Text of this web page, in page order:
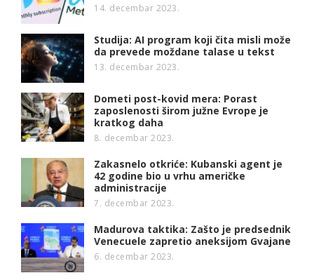
14. decembar 2023.
Studija: AI program koji čita misli može
da prevede moždane talase u tekst
13. decembar 2023.
Dometi post-kovid mera: Porast
zaposlenosti širom južne Evrope je
kratkog daha
8. decembar 2023.
Zakasnelo otkriće: Kubanski agent je
42 godine bio u vrhu američke
administracije
7. decembar 2023.
Madurova taktika: Zašto je predsednik
Venecuele zapretio aneksijom Gvajane
6. decembar 2023.